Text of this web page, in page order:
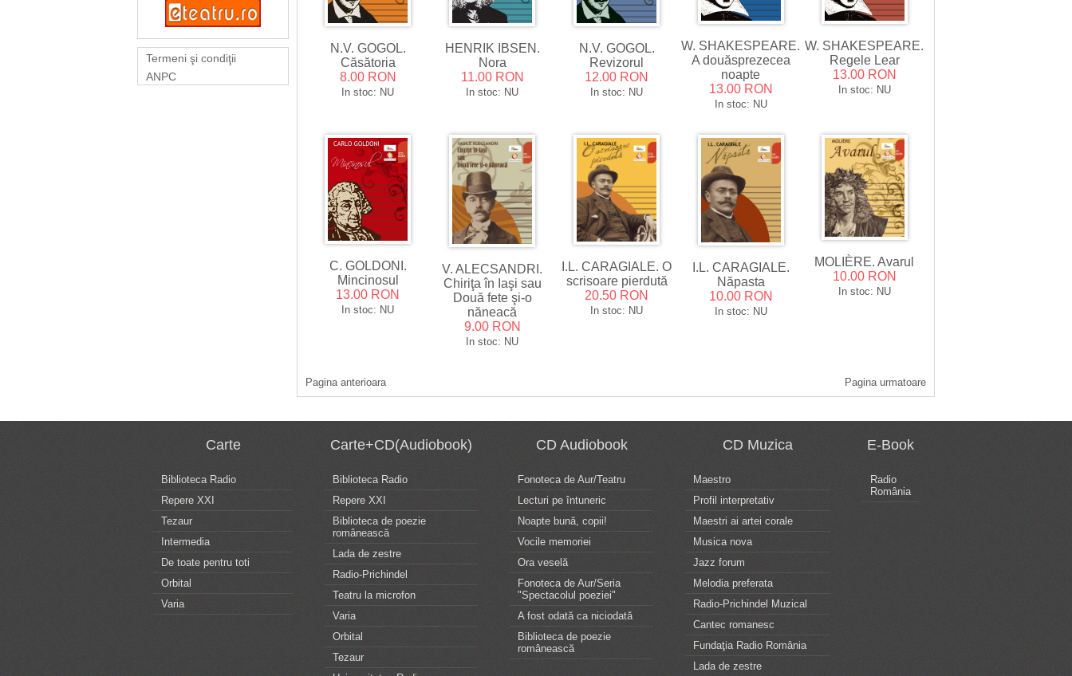
Termeni şi condiţii
ANPC
N.V. GOGOL.
Căsătoria
8.00 RON
In stoc: NU
HENRIK IBSEN.
Nora
11.00 RON
In stoc: NU
N.V. GOGOL.
Revizorul
12.00 RON
In stoc: NU
W. SHAKESPEARE.
A douăsprezecea
noapte
13.00 RON
In stoc: NU
W. SHAKESPEARE.
Regele Lear
13.00 RON
In stoc: NU
C. GOLDONI.
Mincinosul
13.00 RON
In stoc: NU
V. ALECSANDRI.
Chiriţa în Iaşi sau
Două fete şi-o
năneacă
9.00 RON
In stoc: NU
I.L. CARAGIALE. O
scrisoare pierdută
20.50 RON
In stoc: NU
I.L. CARAGIALE.
Năpasta
10.00 RON
In stoc: NU
MOLIÈRE. Avarul
10.00 RON
In stoc: NU
Pagina anterioara Pagina urmatoare
Carte
Biblioteca Radio
Repere XXI
Tezaur
Intermedia
De toate pentru toti
Orbital
Varia
Carte+CD(Audiobook)
Biblioteca Radio
Repere XXI
Biblioteca de poezie
românească
Lada de zestre
Radio-Prichindel
Teatru la microfon
Varia
Orbital
Tezaur
CD Audiobook
Fonoteca de Aur/Teatru
Lecturi pe întuneric
Noapte bună, copii!
Vocile memoriei
Ora veselă
Fonoteca de Aur/Seria
"Spectacolul poeziei"
A fost odată ca niciodată
Biblioteca de poezie
românească
CD Muzica
Maestro
Profil interpretativ
Maestri ai artei corale
Musica nova
Jazz forum
Melodia preferata
Radio-Prichindel Muzical
Cantec romanesc
Fundaţia Radio România
Lada de zestre
E-Book
Radio
România